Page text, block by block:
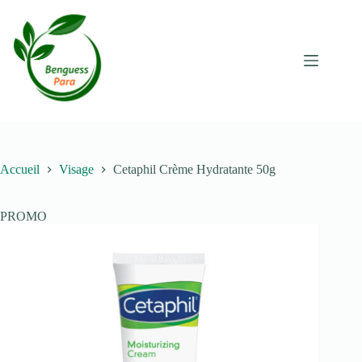
contenu
Accueil Visage Cetaphil Crème Hydratante 50g
PROMO